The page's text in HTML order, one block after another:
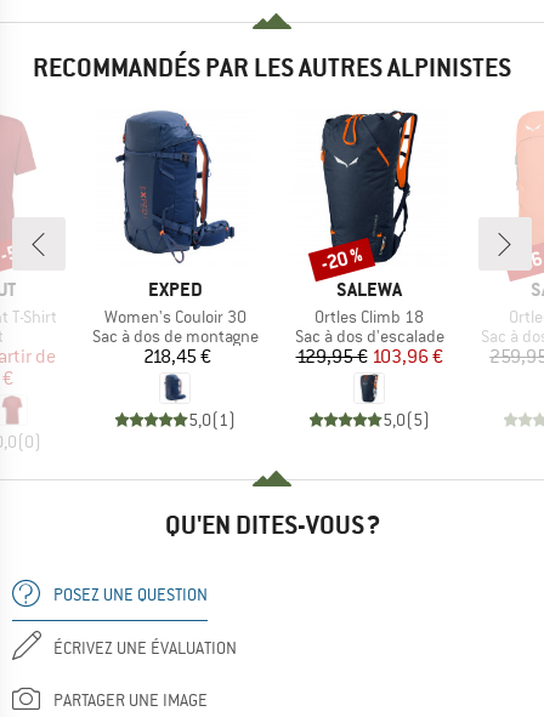
RECOMMANDÉS PAR LES AUTRES ALPINISTES
T-Shirt
group
réduit
de
(0)
%
MARQUE
EXPED
Article
Women's Couloir 30
Product group
Sac à dos de montagne
Prix
218,45 €
5,0(1)
MARQUE
SALEWA
Article
Ortles Climb 18
Product group
Sac à dos d'escalade
Prix
129,95 €Prix réduit
103,96 €
5,0(5)
Remise
-20 %
Product
Sac à
-
QU'EN DITES-VOUS ?
POSEZ UNE QUESTION
ÉCRIVEZ UNE ÉVALUATION
PARTAGER UNE IMAGE